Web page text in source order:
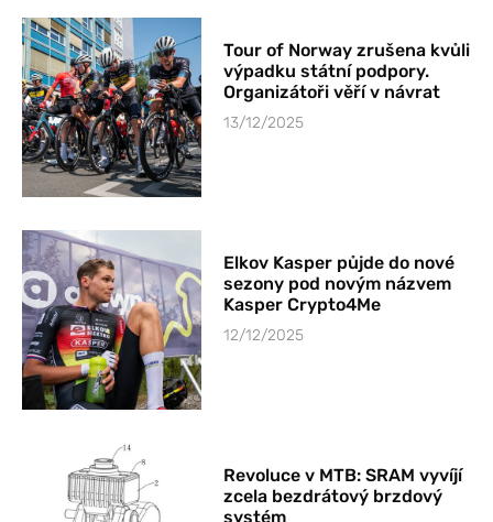
Tour of Norway zrušena kvůli
výpadku státní podpory.
Organizátoři věří v návrat
13/12/2025
Elkov Kasper půjde do nové
sezony pod novým názvem
Kasper Crypto4Me
12/12/2025
Revoluce v MTB: SRAM vyvíjí
zcela bezdrátový brzdový
systém